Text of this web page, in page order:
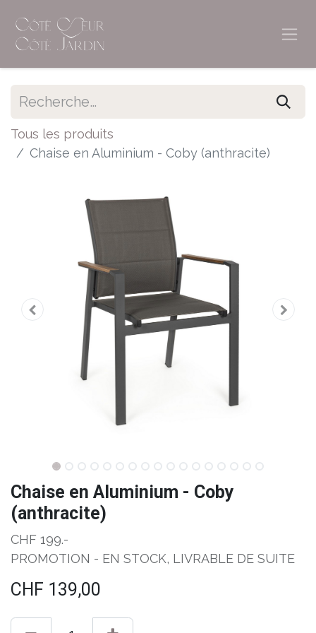
Tous les produits
Chaise en Aluminium - Coby (anthracite)
Chaise en Aluminium - Coby
(anthracite)
CHF 199.-
PROMOTION - EN STOCK, LIVRABLE DE SUITE
CHF 139,00